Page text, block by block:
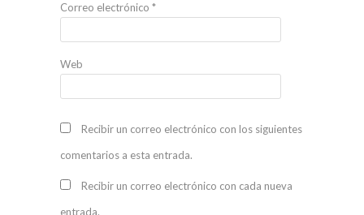
Correo electrónico *
Web
Recibir un correo electrónico con los siguientes
comentarios a esta entrada.
Recibir un correo electrónico con cada nueva
entrada.